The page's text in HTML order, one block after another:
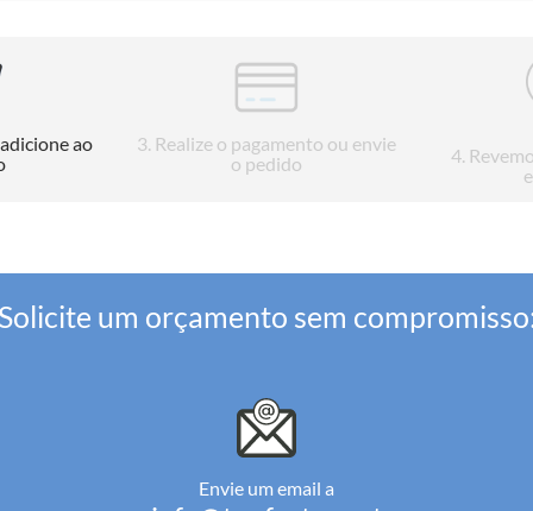
ao
3 . Realize o pagamento ou envie
o pedido
4.
um orçamento sem
Envie um email a